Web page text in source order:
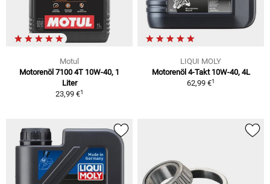
Motul
Motorenöl 7100 4T 10W-40, 1
Liter
23,99 €1
LIQUI MOLY
Motorenöl 4-Takt 10W-40, 4L
62,99 €1